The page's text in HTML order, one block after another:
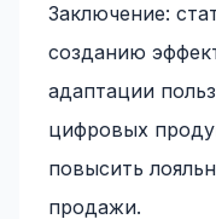
Заключение:
созданию
адаптации
цифровых
повысить
продажи.